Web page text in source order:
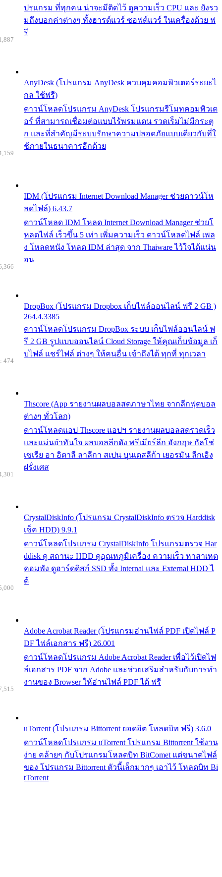
ปรแกรม ที่ทุกคน น่าจะมีติดไว้ ดูความเร็ว CPU และ ยังรว
มถึงบอกค่าต่างๆ ทั้งฮารด์แวร์ ซอฟต์แวร์ ในเครื่องด้วย ฟ
รี
AnyDesk (โปรแกรม AnyDesk ควบคุมคอมพิวเตอร์ระยะไ
กล ใช้ฟรี)
ดาวน์โหลดโปรแกรม AnyDesk โปรแกรมรีโมทคอมพิวเต
อร์ ที่สามารถเชื่อมต่อแบบไร้พรมแดน รวดเร็มไม่มีกระตุ
ก และที่สำคัญมีระบบรักษาความปลอดภัยแบบเดียวกับที่ใ
ช้ภายในธนาคารอีกด้วย
IDM (โปรแกรม Internet Download Manager ช่วยดาวน์โห
ลดไฟล์) 6.43.7
ดาวน์โหลด IDM โหลด Internet Download Manager ช่วยโ
หลดไฟล์ เร็วขึ้น 5 เท่า เพิ่มความเร็ว ดาวน์โหลดไฟล์ เพล
ง โหลดหนัง โหลด IDM ล่าสุด จาก Thaiware ไว้ใจได้แน่น
อน
DropBox (โปรแกรม Dropbox เก็บไฟล์ออนไลน์ ฟรี 2 GB )
264.4.3385
ดาวน์โหลดโปรแกรม DropBox ระบบ เก็บไฟล์ออนไลน์ ฟ
รี 2 GB รูปแบบออนไลน์ Cloud Storage ให้คุณเก็บข้อมูล เก็
บไฟล์ แชร์ไฟล์ ต่างๆ ให้คนอื่น เข้าถึงได้ ทุกที่ ทุกเวลา
Thscore (App รายงานผลบอลสดภาษาไทย จากลีกฟุตบอล
ต่างๆ ทั่วโลก)
ดาวน์โหลดแอป Thscore แอปฯ รายงานผลบอลสดรวดเร็ว
และแม่นยำทันใจ ผลบอลลีกดัง พรีเมียร์ลีก อังกฤษ กัลโช่
เซเรีย อา อิตาลี ลาลีกา สเปน บุนเดสลีก้า เยอรมัน ลีกเอิง
ฝรั่งเศส
474
CrystalDiskInfo (โปรแกรม CrystalDiskInfo ตรวจ Harddisk
เช็ค HDD) 9.9.1
ดาวน์โหลดโปรแกรม CrystalDiskInfo โปรแกรมตรวจ Har
ddisk ดู สถานะ HDD ดูอุณหภูมิเครื่อง ความเร็ว หาสาเหต
คอมพัง ดูฮาร์ดดิสก์ SSD ทั้ง Internal และ External HDD ไ
ด้
Adobe Acrobat Reader (โปรแกรมอ่านไฟล์ PDF เปิดไฟล์ P
DF ไฟล์เอกสาร ฟรี) 26.001
ดาวน์โหลดโปรแกรม Adobe Acrobat Reader เพื่อไว้เปิดไฟ
ล์เอกสาร PDF จาก Adobe และช่วยเสริมสำหรับกับการทำ
งานของ Browser ให้อ่านไฟล์ PDF ได้ ฟรี
uTorrent (โปรแกรม Bittorrent ยอดฮิต โหลดบิท ฟรี) 3.6.0
ดาวน์โหลดโปรแกรม uTorrent โปรแกรม Bittorrent ใช้งาน
ง่าย คล้ายๆ กับโปรแกรมโหลดบิท BitComet แต่ขนาดไฟล์
ของ โปรแกรม Bittorrent ตัวนี้เล็กมากๆ เอาไว้ โหลดบิท Bi
tTorrent